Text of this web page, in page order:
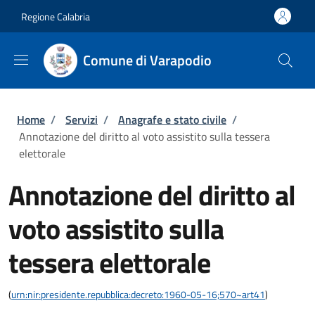
Regione Calabria
Comune di Varapodio
Briciole di pane
Home / Servizi / Anagrafe e stato civile /
Annotazione del diritto al voto assistito sulla tessera
elettorale
Annotazione del diritto al
voto assistito sulla
tessera elettorale
(urn:nir:presidente.repubblica:decreto:1960-05-16;570~art41)